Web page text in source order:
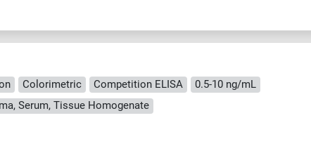
Colorimetric Competition ELISA
0.5-10 ng/mL
Serum, Tissue Homogenate